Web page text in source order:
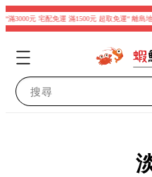
滿3000元 宅配免運 滿1500元 超取免運“ 離島地
搜尋